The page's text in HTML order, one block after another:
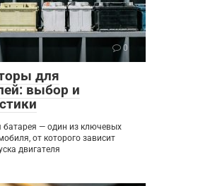
0
для
выбор и
батарея — один из ключевых
от которого зависит
двигателя